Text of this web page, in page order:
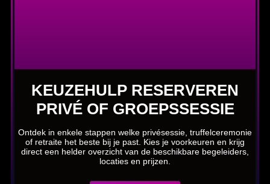
KEUZEHULP RESERVEREN
PRIVÉ OF GROEPSSESSIE
Ontdek in enkele stappen welke privésessie, truffelceremonie
of retraite het beste bij je past. Kies je voorkeuren en krijg
direct een helder overzicht van de beschikbare begeleiders,
locaties en prijzen.